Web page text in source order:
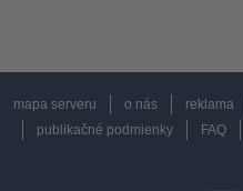
mapa serveru o nás reklama
publikačné podmienky
FAQ